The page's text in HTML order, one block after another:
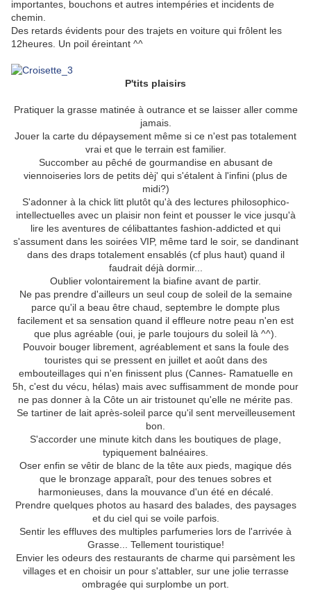
importantes, bouchons et autres intempéries et incidents de
chemin.
Des retards évidents pour des trajets en voiture qui frôlent les
12heures. Un poil éreintant ^^
P'tits plaisirs
Pratiquer la grasse matinée à outrance et se laisser aller comme
jamais.
Jouer la carte du dépaysement même si ce n'est pas totalement
vrai et que le terrain est familier.
Succomber au pêché de gourmandise en abusant de
viennoiseries lors de petits dèj' qui s'étalent à l'infini (plus de
midi?)
S'adonner à la chick litt plutôt qu'à des lectures philosophico-
intellectuelles avec un plaisir non feint et pousser le vice jusqu'à
lire les aventures de célibattantes fashion-addicted et qui
s'assument dans les soirées VIP, même tard le soir, se dandinant
dans des draps totalement ensablés (cf plus haut) quand il
faudrait déjà dormir...
Oublier volontairement la biafine avant de partir.
Ne pas prendre d'ailleurs un seul coup de soleil de la semaine
parce qu'il a beau être chaud, septembre le dompte plus
facilement et sa sensation quand il effleure notre peau n'en est
que plus agréable (oui, je parle toujours du soleil là ^^).
Pouvoir bouger librement, agréablement et sans la foule des
touristes qui se pressent en juillet et août dans des
embouteillages qui n'en finissent plus (Cannes- Ramatuelle en
5h, c'est du vécu, hélas) mais avec suffisamment de monde pour
ne pas donner à la Côte un air tristounet qu'elle ne mérite pas.
Se tartiner de lait après-soleil parce qu'il sent merveilleusement
bon.
S'accorder une minute kitch dans les boutiques de plage,
typiquement balnéaires.
Oser enfin se vêtir de blanc de la tête aux pieds, magique dés
que le bronzage apparaît, pour des tenues sobres et
harmonieuses, dans la mouvance d'un été en décalé.
Prendre quelques photos au hasard des balades, des paysages
et du ciel qui se voile parfois.
Sentir les effluves des multiples parfumeries lors de l'arrivée à
Grasse... Tellement touristique!
Envier les odeurs des restaurants de charme qui parsèment les
villages et en choisir un pour s'attabler, sur une jolie terrasse
ombragée qui surplombe un port.